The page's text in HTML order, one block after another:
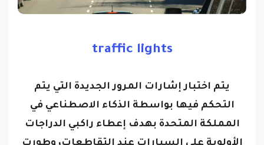
traffic lights
يتم اختبار إشارات المرور الجديدة التي يتم
التحكم فيها بواسطة الذكاء الاصطناعي في
المملكة المتحدة بهدف إعطاء راكبي الدراجات